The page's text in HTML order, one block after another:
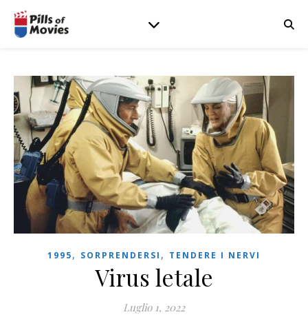
1995, SORPRENDERSI , TENDERE I NERVI
Virus letale
Luglio 1, 2022